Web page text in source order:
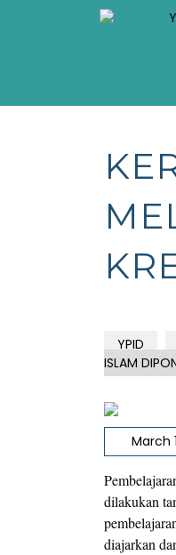
YPID
ISLAM
March
dilakukan
diajarkan